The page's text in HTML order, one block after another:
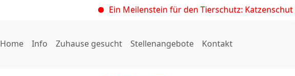
Ein Meilenstein für den Tierschutz:
Home Info Zuhause gesucht Stellenangebote Kontakt